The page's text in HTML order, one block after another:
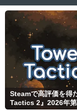
Steamで高評価を得
Tactics 2』2026年